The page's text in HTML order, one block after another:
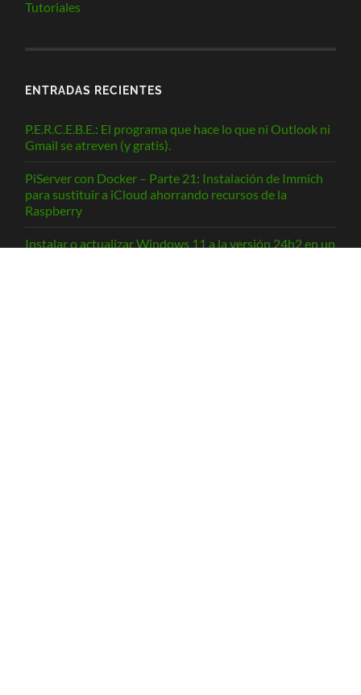
Tutoriales
ENTRADAS RECIENTES
P.E.R.C.E.B.E.: El programa que hace lo que ni Outlook ni
Gmail se atreven (y gratis).
PiServer con Docker – Parte 21: Instalación de Immich
para sustituir a iCloud ahorrando recursos de la
Raspberry
Instalar o actualizar Windows 11 a la versión 24h2 en un